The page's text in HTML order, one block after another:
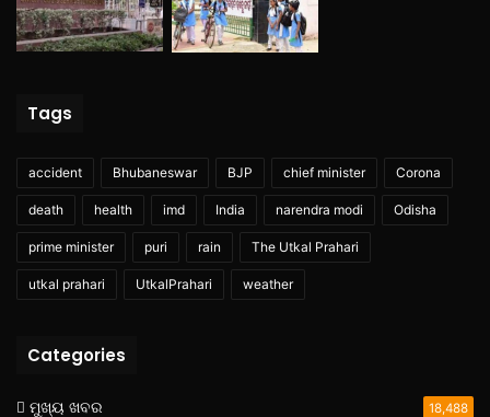
Tags
accident Bhubaneswar BJP chief minister Corona
death health imd India narendra modi Odisha
prime minister puri rain The Utkal Prahari
utkal prahari UtkalPrahari weather
Categories
ମୁଖ୍ୟ ଖବର 18,488